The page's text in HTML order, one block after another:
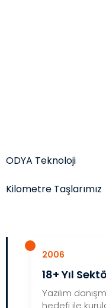
ODYA Teknoloji
Kilometre Taşlarımız
2006
18+ Yıl
Yazılım